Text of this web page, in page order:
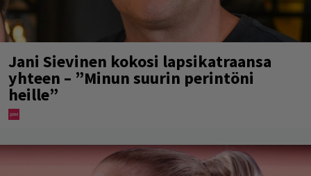
Jani Sievinen kokosi lapsikatraansa
yhteen – ”Minun suurin perintöni
heille”